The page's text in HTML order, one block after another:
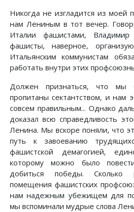
Никогда не изгладится из моей
нам Лениным в тот вечер.
Италии фашистами,
фашисты, наверное,
Итальянским коммунистам
работать внутри этих
Должен признаться, что мы
пропитаны сектантством, и нам
совсем правильным... Однако
доказал всю справедливость
Ленина. Мы вскоре поняли, что
путь к завоеванию
фашистской демагогией,
которому можно было
добиться победы. Сколько
помещения фашистских
нам надежным убежищем для
мы вспоминали мудрые слова